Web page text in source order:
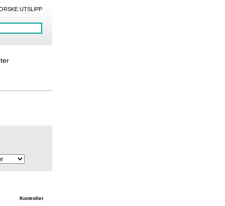
UTSLIPP
Kontroller